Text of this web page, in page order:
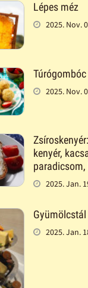
Lépes méz
2025. Nov.
Túrógombóc
2025. Nov.
kenyér,
2025. Jan.
Gyümölcstál
2025. Jan.